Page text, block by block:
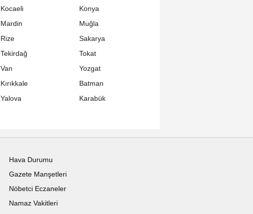
Kocaeli
Konya
Mardin
Muğla
Rize
Sakarya
Tekirdağ
Tokat
Van
Yozgat
Kırıkkale
Batman
Yalova
Karabük
Hava Durumu
Gazete Manşetleri
Nöbetci Eczaneler
Namaz Vakitleri